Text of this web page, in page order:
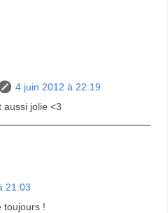
4 juin 2012 à 22:19
aussi jolie <3
21:03
toujours !